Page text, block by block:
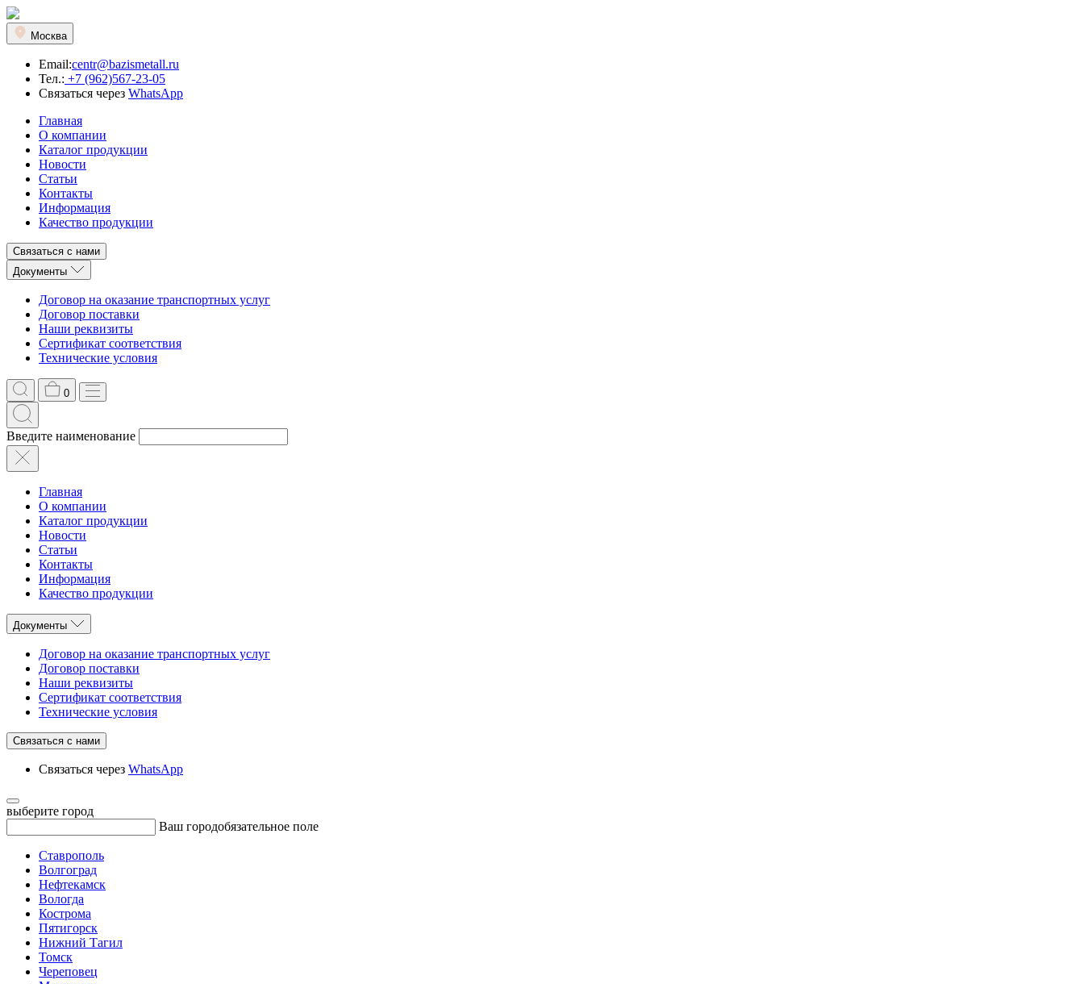
Москва
Email:centr@bazismetall.ru
Тел.: +7 (962)567-23-05
Связаться через WhatsApp
Главная
О компании
Каталог продукции
Новости
Статьи
Контакты
Информация
Качество продукции
Связаться с нами
Документы
Договор на оказание транспортных услуг
Договор поставки
Наши реквизиты
Сертификат соответствия
Технические условия
0
Введите наименование
Главная
О компании
Каталог продукции
Новости
Статьи
Контакты
Информация
Качество продукции
Документы
Договор на оказание транспортных услуг
Договор поставки
Наши реквизиты
Сертификат соответствия
Технические условия
Связаться с нами
Связаться через WhatsApp
выберите город
Ваш городобязательное поле
Ставрополь
Волгоград
Нефтекамск
Вологда
Кострома
Пятигорск
Нижний Тагил
Томск
Череповец